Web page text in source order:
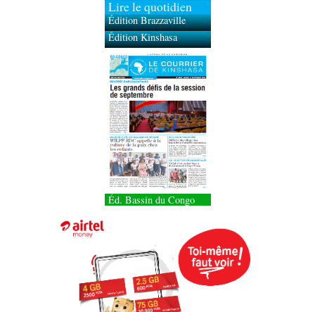
Lire le quotidien
Édition Brazzaville
Édition Kinshasa
Éd. Bassin du Congo